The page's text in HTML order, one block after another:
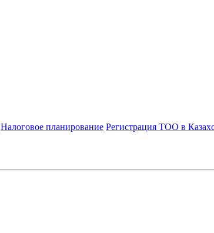
Налоговое планирование Регистрация ТОО в